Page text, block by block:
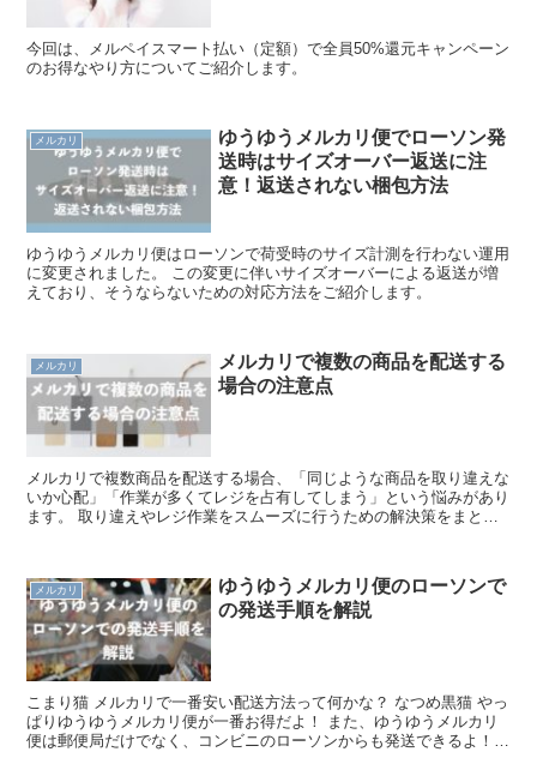
今回は、メルペイスマート払い（定額）で全員50%還元キャンペーン
のお得なやり方についてご紹介します。
メルカリ
ゆうゆうメルカリ便でローソン発
送時はサイズオーバー返送に注
意！返送されない梱包方法
ゆうゆうメルカリ便はローソンで荷受時のサイズ計測を行わない運用
に変更されました。 この変更に伴いサイズオーバーによる返送が増
えており、そうならないための対応方法をご紹介します。
メルカリ
メルカリで複数の商品を配送する
場合の注意点
メルカリで複数商品を配送する場合、「同じような商品を取り違えな
いか心配」「作業が多くてレジを占有してしまう」という悩みがあり
ます。 取り違えやレジ作業をスムーズに行うための解決策をまとめ
メルカリ
ゆうゆうメルカリ便のローソンで
の発送手順を解説
こまり猫 メルカリで一番安い配送方法って何かな？ なつめ黒猫 やっ
ぱりゆうゆうメルカリ便が一番お得だよ！ また、ゆうゆうメルカリ
便は郵便局だけでなく、コンビニのローソンからも発送できるよ！